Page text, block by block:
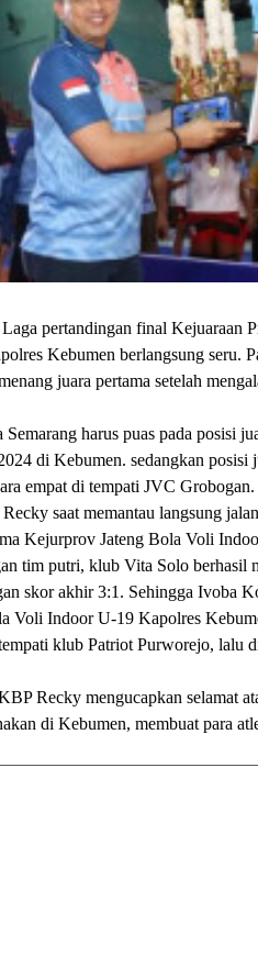
pertandingan final Kejuaraan
Kebumen berlangsung seru.
juara pertama setelah
harus puas pada posisi
di Kebumen. sedangkan
empat di tempati JVC Grobogan.
saat memantau langsung
Kejurprov Jateng Bola Voli
tim putri, klub Vita Solo berhasil
skor akhir 3:1. Sehingga Ivoba
Voli Indoor U-19 Kapolres
klub Patriot Purworejo, lalu
Recky mengucapkan selamat
di Kebumen, membuat para